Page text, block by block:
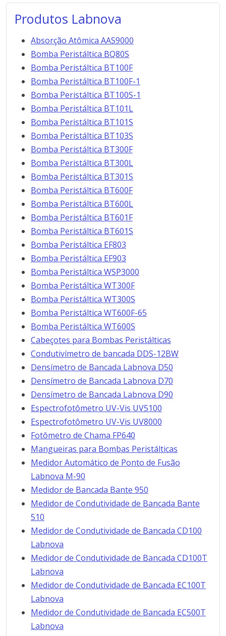
Produtos Labnova
Absorção Atômica AAS9000
Bomba Peristáltica BQ80S
Bomba Peristáltica BT100F
Bomba Peristáltica BT100F-1
Bomba Peristáltica BT100S-1
Bomba Peristáltica BT101L
Bomba Peristáltica BT101S
Bomba Peristáltica BT103S
Bomba Peristáltica BT300F
Bomba Peristáltica BT300L
Bomba Peristáltica BT301S
Bomba Peristáltica BT600F
Bomba Peristáltica BT600L
Bomba Peristáltica BT601F
Bomba Peristáltica BT601S
Bomba Peristáltica EF803
Bomba Peristáltica EF903
Bomba Peristáltica WSP3000
Bomba Peristáltica WT300F
Bomba Peristáltica WT300S
Bomba Peristáltica WT600F-65
Bomba Peristáltica WT600S
Cabeçotes para Bombas Peristálticas
Condutivímetro de bancada DDS-12BW
Densímetro de Bancada Labnova D50
Densímetro de Bancada Labnova D70
Densímetro de Bancada Labnova D90
Espectrofotômetro UV-Vis UV5100
Espectrofotômetro UV-Vis UV8000
Fotômetro de Chama FP640
Mangueiras para Bombas Peristálticas
Medidor Automático de Ponto de Fusão
Labnova M-90
Medidor de Bancada Bante 950
Medidor de Condutividade de Bancada Bante
510
Medidor de Condutividade de Bancada CD100
Labnova
Medidor de Condutividade de Bancada CD100T
Labnova
Medidor de Condutividade de Bancada EC100T
Labnova
Medidor de Condutividade de Bancada EC500T
Labnova